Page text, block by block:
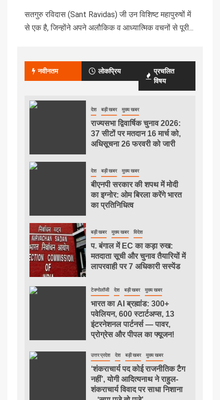
सतगुरु रविदास (Sant Ravidas) जी उन विशिष्ट महापुरुषों में
से एक है, जिन्होंने अपने अलौकिक व आध्यात्मिक वचनों से पूरी...
नवीनतम लोकप्रिय
प्रचलित
विषय
देश बड़ी खबर मुख्य खबर
राज्यसभा द्विवार्षिक चुनाव 2026:
37 सीटों पर मतदान 16 मार्च को,
अधिसूचना 26 फरवरी को जारी
देश बड़ी खबर मुख्य खबर
बीएनपी सरकार की शपथ में मोदी
का इग्नोर: ओम बिरला करेंगे भारत
का प्रतिनिधित्व
बड़ी खबर मुख्य खबर विदेश
प. बंगाल में EC का कड़ा रुख:
मतदाता सूची और चुनाव तैयारियों में
लापरवाही पर 7 अधिकारी सस्पेंड
टेक्नोलॉजी देश बड़ी खबर मुख्य खबर
भारत का AI ब्रह्मांड: 300+
पवेलियन, 600 स्टार्टअप्स, 13
इंटरनेशनल पार्टनर्स — पावर,
प्रोग्रेस और पीपल का फ्यूजन!
उत्तर प्रदेश देश बड़ी खबर मुख्य खबर
‘शंकराचार्य पद कोई राजनीतिक टैग
नहीं’, योगी आदित्यनाथ ने राहुल-
शंकराचार्य विवाद पर साधा निशाना